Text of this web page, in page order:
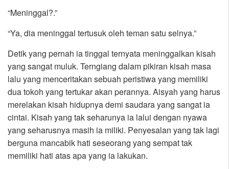
“Meninggal?.”
“Ya, dia meninggal tertusuk oleh teman satu selnya.”
Detik yang pernah ia tinggal ternyata meninggalkan kisah
yang sangat muluk. Terngiang dalam pikiran kisah masa
lalu yang menceritakan sebuah peristiwa yang memiliki
dua tokoh yang tertukar akan perannya. Aisyah yang harus
merelakan kisah hidupnya demi saudara yang sangat ia
cintai. Kisah yang tak seharunya ia lalui dengan nyawa
yang seharusnya masih ia miliki. Penyesalan yang tak lagi
berguna mancabik hati seseorang yang sempat tak
memiliki hati atas apa yang ia lakukan.